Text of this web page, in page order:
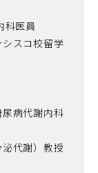
科医員
スコ校留学
病代謝内科
代謝）教授